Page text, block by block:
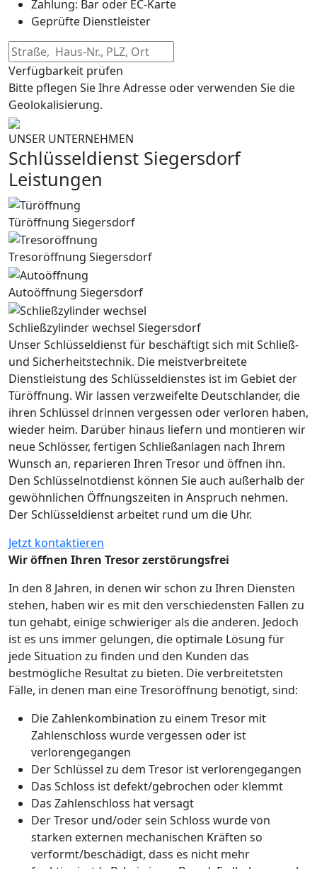
Zahlung: Bar oder EC-Karte
Geprüfte Dienstleister
Verfügbarkeit prüfen
Bitte pflegen Sie Ihre Adresse oder verwenden Sie die
Geolokalisierung.
UNSER UNTERNEHMEN
Schlüsseldienst Siegersdorf
Leistungen
Türöffnung Siegersdorf
Tresoröffnung Siegersdorf
Autoöffnung Siegersdorf
Schließzylinder wechsel Siegersdorf
Unser Schlüsseldienst für beschäftigt sich mit Schließ-
und Sicherheitstechnik. Die meistverbreitete
Dienstleistung des Schlüsseldienstes ist im Gebiet der
Türöffnung. Wir lassen verzweifelte Deutschlander, die
ihren Schlüssel drinnen vergessen oder verloren haben,
wieder heim. Darüber hinaus liefern und montieren wir
neue Schlösser, fertigen Schließanlagen nach Ihrem
Wunsch an, reparieren Ihren Tresor und öffnen ihn.
Den Schlüsselnotdienst können Sie auch außerhalb der
gewöhnlichen Öffnungszeiten in Anspruch nehmen.
Der Schlüsseldienst arbeitet rund um die Uhr.
Jetzt kontaktieren
Wir öffnen Ihren Tresor zerstörungsfrei
In den 8 Jahren, in denen wir schon zu Ihren Diensten
stehen, haben wir es mit den verschiedensten Fällen zu
tun gehabt, einige schwieriger als die anderen. Jedoch
ist es uns immer gelungen, die optimale Lösung für
jede Situation zu finden und den Kunden das
bestmögliche Resultat zu bieten. Die verbreitetsten
Fälle, in denen man eine Tresoröffnung benötigt, sind:
Die Zahlenkombination zu einem Tresor mit
Zahlenschloss wurde vergessen oder ist
verlorengegangen
Der Schlüssel zu dem Tresor ist verlorengegangen
Das Schloss ist defekt/gebrochen oder klemmt
Das Zahlenschloss hat versagt
Der Tresor und/oder sein Schloss wurde von
starken externen mechanischen Kräften so
verformt/beschädigt, dass es nicht mehr